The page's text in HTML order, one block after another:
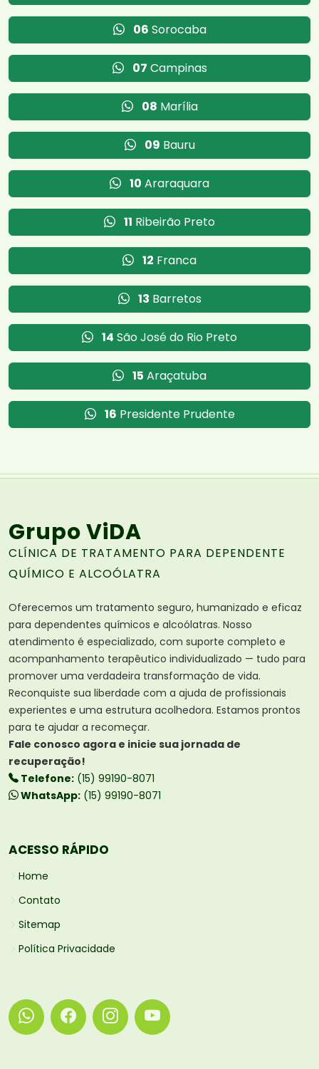
06 Sorocaba
07 Campinas
08 Marília
09 Bauru
10 Araraquara
11 Ribeirão Preto
12 Franca
13 Barretos
14 São José do Rio Preto
15 Araçatuba
16 Presidente Prudente
Grupo ViDA
CLÍNICA DE TRATAMENTO PARA DEPENDENTE
QUÍMICO E ALCOÓLATRA
Oferecemos um tratamento seguro, humanizado e eficaz
para dependentes químicos e alcoólatras. Nosso
atendimento é especializado, com suporte completo e
acompanhamento terapêutico individualizado — tudo para
promover uma verdadeira transformação de vida.
Reconquiste sua liberdade com a ajuda de profissionais
experientes e uma estrutura acolhedora. Estamos prontos
para te ajudar a recomeçar.
Fale conosco agora e inicie sua jornada de
recuperação!
Telefone: (15) 99190-8071
WhatsApp: (15) 99190-8071
ACESSO RÁPIDO
Home
Contato
Sitemap
Política Privacidade